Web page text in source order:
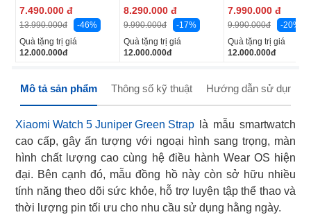
7.490.000 đ
13.990.000đ
-46%
Quà tặng trị giá
12.000.000đ
8.290.000 đ
9.990.000đ
-17%
Quà tặng trị giá
12.000.000đ
7.990.000 đ
9.990.000đ
-20%
Quà tặng trị giá
12.000.000đ
Mô tả sản phẩm Thông số kỹ thuật Hướng dẫn sử dụng
Xiaomi Watch 5 Juniper Green Strap là mẫu smartwatch
cao cấp, gây ấn tượng với ngoại hình sang trọng, màn
hình chất lượng cao cùng hệ điều hành Wear OS hiện
đại. Bên cạnh đó, mẫu đồng hồ này còn sở hữu nhiều
tính năng theo dõi sức khỏe, hỗ trợ luyện tập thể thao và
thời lượng pin tối ưu cho nhu cầu sử dụng hằng ngày.